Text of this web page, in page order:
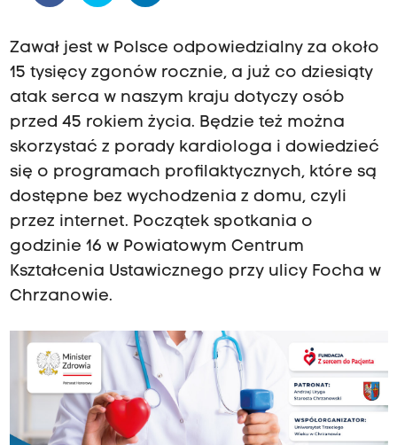
Zawał jest w Polsce odpowiedzialny za około
15 tysięcy zgonów rocznie, a już co dziesiąty
atak serca w naszym kraju dotyczy osób
przed 45 rokiem życia. Będzie też można
skorzystać z porady kardiologa i dowiedzieć
się o programach profilaktycznych, które są
dostępne bez wychodzenia z domu, czyli
przez internet. Początek spotkania o
godzinie 16 w Powiatowym Centrum
Kształcenia Ustawicznego przy ulicy Focha w
Chrzanowie.